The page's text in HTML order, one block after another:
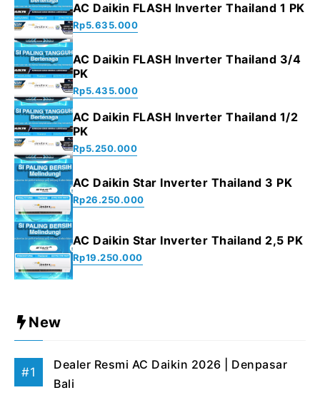
AC Daikin FLASH Inverter Thailand 1 PK
Rp5.635.000
AC Daikin FLASH Inverter Thailand 3/4
PK
Rp5.435.000
AC Daikin FLASH Inverter Thailand 1/2
PK
Rp5.250.000
AC Daikin Star Inverter Thailand 3 PK
Rp26.250.000
AC Daikin Star Inverter Thailand 2,5 PK
Rp19.250.000
New
Dealer Resmi AC Daikin 2026 | Denpasar
Bali